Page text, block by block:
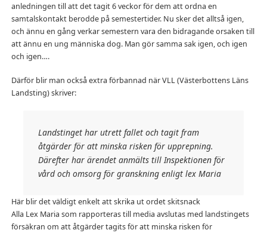
anledningen till att det tagit 6 veckor för dem att ordna en
samtalskontakt berodde på semestertider. Nu sker det alltså igen,
och ännu en gång verkar semestern vara den bidragande orsaken till
att ännu en ung människa dog. Man gör samma sak igen, och igen
och igen….
Därför blir man också extra förbannad när VLL (Västerbottens Läns
Landsting) skriver:
Landstinget har utrett fallet och tagit fram
åtgärder för att minska risken för upprepning.
Därefter har ärendet anmälts till Inspektionen för
vård och omsorg för granskning enligt lex Maria
Här blir det väldigt enkelt att skrika ut ordet skitsnack
Alla Lex Maria som rapporteras till media avslutas med landstingets
försäkran om att åtgärder tagits för att minska risken för